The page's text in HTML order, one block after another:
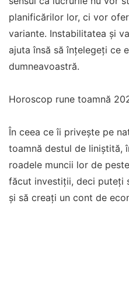
planificărilor lor, ci vor
variante. Instabilitatea și
ajuta însă să înțelegeți ce
dumneavoastră.
Horoscop rune toamnă
În ceea ce îi privește pe
toamnă destul de liniștită,
roadele muncii lor de
făcut investiții, deci puteți
și să creați un cont de